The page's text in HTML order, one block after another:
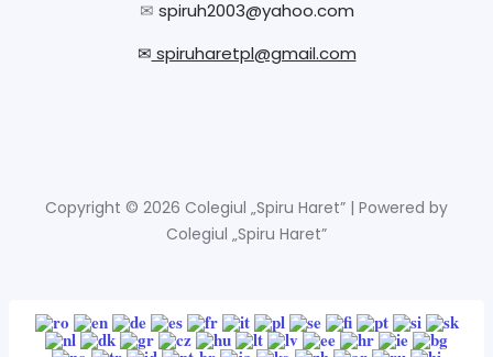
✉ spiruh2003@yahoo.com
✉ spiruharetpl@gmail.com
Copyright © 2026 Colegiul „Spiru Haret” | Powered by
Colegiul „Spiru Haret”